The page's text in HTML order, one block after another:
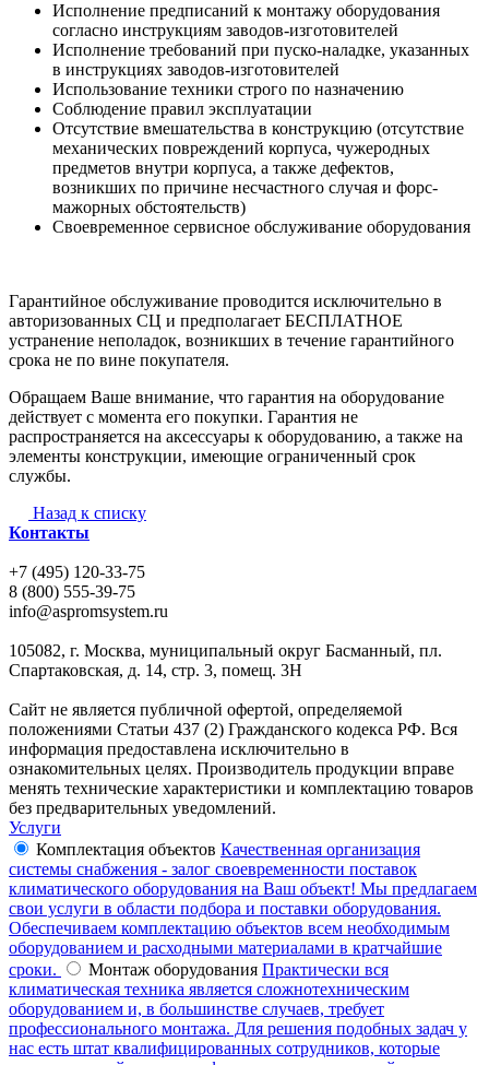
Исполнение предписаний к монтажу оборудования
согласно инструкциям заводов-изготовителей
Исполнение требований при пуско-наладке, указанных
в инструкциях заводов-изготовителей
Использование техники строго по назначению
Соблюдение правил эксплуатации
Отсутствие вмешательства в конструкцию (отсутствие
механических повреждений корпуса, чужеродных
предметов внутри корпуса, а также дефектов,
возникших по причине несчастного случая и форс-
мажорных обстоятельств)
Своевременное сервисное обслуживание оборудования
Гарантийное обслуживание проводится исключительно в
авторизованных СЦ и предполагает БЕСПЛАТНОЕ
устранение неполадок, возникших в течение гарантийного
срока не по вине покупателя.
Обращаем Ваше внимание, что гарантия на оборудование
действует с момента его покупки. Гарантия не
распространяется на аксессуары к оборудованию, а также на
элементы конструкции, имеющие ограниченный срок
службы.
Назад к списку
Контакты
+7 (495) 120-33-75
8 (800) 555-39-75
info@aspromsystem.ru
105082, г. Москва, муниципальный округ Басманный, пл.
Спартаковская, д. 14, стр. 3, помещ. 3Н
Сайт не является публичной офертой, определяемой
положениями Статьи 437 (2) Гражданского кодекса РФ. Вся
информация предоставлена исключительно в
ознакомительных целях. Производитель продукции вправе
менять технические характеристики и комплектацию товаров
без предварительных уведомлений.
Услуги
Комплектация объектов Качественная организация
системы снабжения - залог своевременности поставок
климатического оборудования на Ваш объект! Мы предлагаем
свои услуги в области подбора и поставки оборудования.
Обеспечиваем комплектацию объектов всем необходимым
оборудованием и расходными материалами в кратчайшие
сроки.
Монтаж оборудования Практически вся
климатическая техника является сложнотехническим
оборудованием и, в большинстве случаев, требует
профессионального монтажа. Для решения подобных задач у
нас есть штат квалифицированных сотрудников, которые